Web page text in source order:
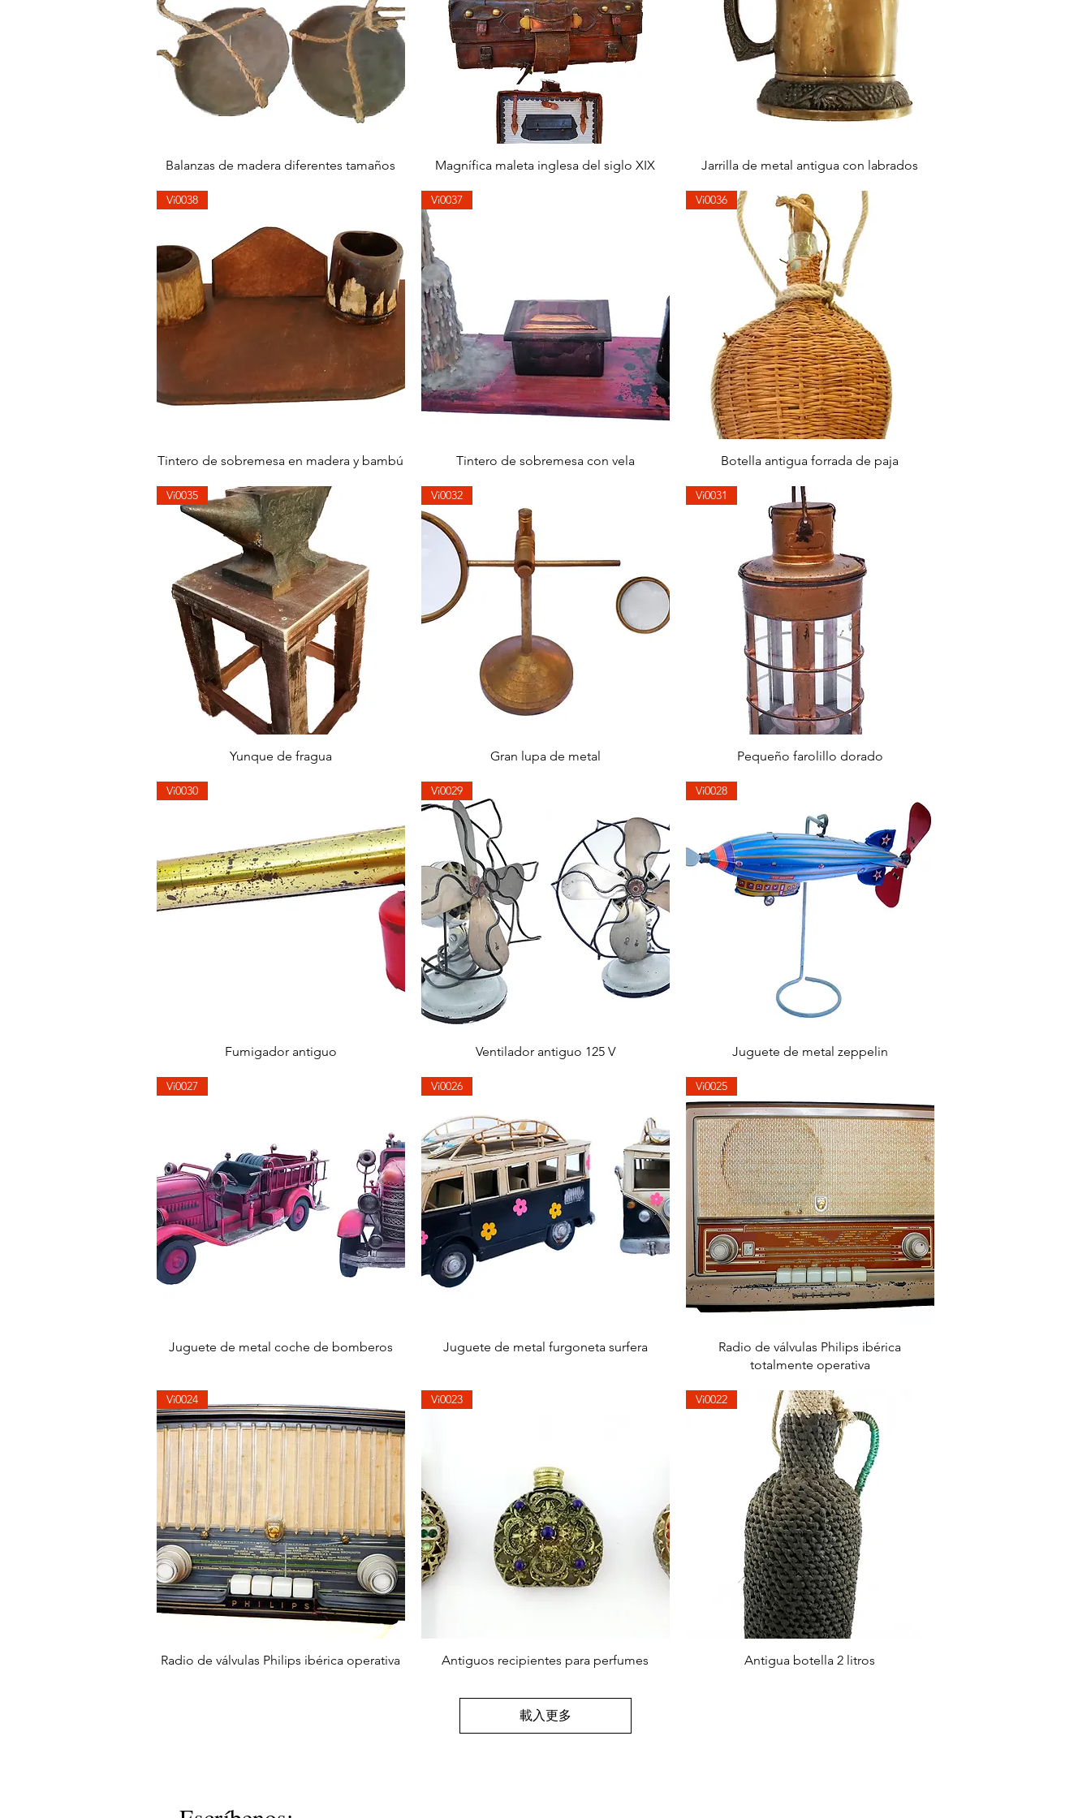
快速瀏覽
Balanzas de madera diferentes tamaños 快速瀏覽
Magnífica maleta inglesa del siglo XIX 快速瀏覽
Jarrilla de metal antigua con labrados
快速瀏覽
Vi0038
Tintero de sobremesa en madera y bambú 快速瀏覽
Vi0037
Tintero de sobremesa con vela 快速瀏覽
Vi0036
Botella antigua forrada de paja
快速瀏覽
Vi0035
Yunque de fragua 快速瀏覽
Vi0032
Gran lupa de metal 快速瀏覽
Vi0031
Pequeño farolillo dorado
快速瀏覽
Vi0030
Fumigador antiguo 快速瀏覽
Vi0029
Ventilador antiguo 125 V 快速瀏覽
Vi0028
Juguete de metal zeppelin
快速瀏覽
Vi0027
Juguete de metal coche de bomberos 快速瀏覽
Vi0026
Juguete de metal furgoneta surfera 快速瀏覽
Vi0025
Radio de válvulas Philips ibérica
totalmente operativa
快速瀏覽
Vi0024
Radio de válvulas Philips ibérica operativa 快速瀏覽
Vi0023
Antiguos recipientes para perfumes 快速瀏覽
Vi0022
Antigua botella 2 litros
載入更多